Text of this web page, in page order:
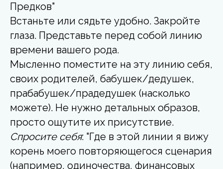
Предков"
Встаньте или сядьте удобно. Закройте
глаза. Представьте перед собой линию
времени вашего рода.
Мысленно поместите на эту линию себя,
своих родителей, бабушек/дедушек,
прабабушек/прадедушек (насколько
можете). Не нужно детальных образов,
просто ощутите их присутствие.
Спросите себя: "Где в этой линии я вижу
корень моего повторяющегося сценария
(например, одиночества, финансовых